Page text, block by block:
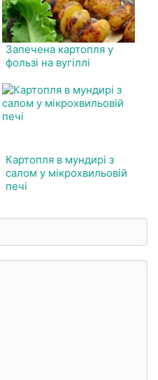
Запечена картопля у
фользі на вугіллі
Картопля в мундирі з
салом у мікрохвильовій
печі